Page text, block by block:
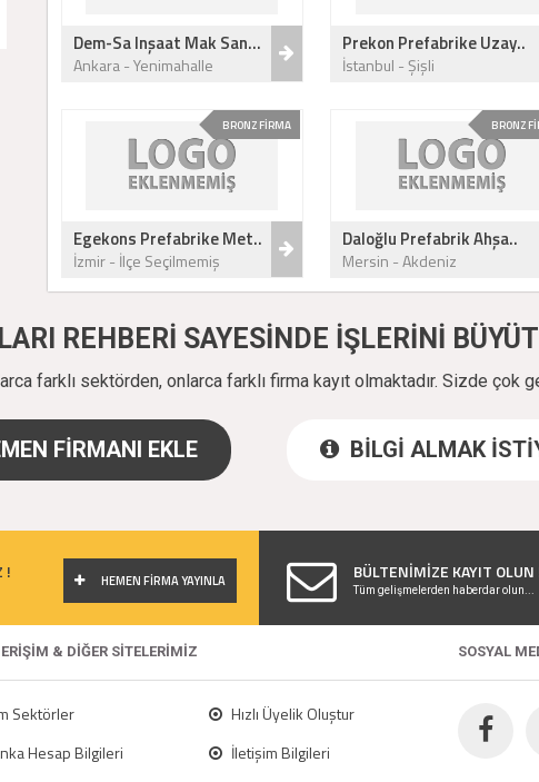
Dem-Sa Inşaat Mak San...
Ankara - Yenimahalle
Prekon Prefabrike Uzay..
İstanbul - Şişli
BRONZ FİRMA
Egekons Prefabrike Met..
İzmir - İlçe Seçilmemiş
BRONZ
Daloğlu Prefabrik Ahşa..
Mersin - Akdeniz
REHBERİ SAYESİNDE İŞLERİNİ
farklı sektörden, onlarca farklı firma kayıt olmaktadır. Sizde çok
FİRMANI EKLE BİLGİ ALMAK
! HEMEN FİRMA YAYINLA BÜLTENİMİZE KAYIT OLUN
Tüm gelişmelerden haberdar olun...
& DİĞER SİTELERİMİZ SOSYAL
Sektörler
Hızlı Üyelik Oluştur
Hesap Bilgileri
İletişim Bilgileri